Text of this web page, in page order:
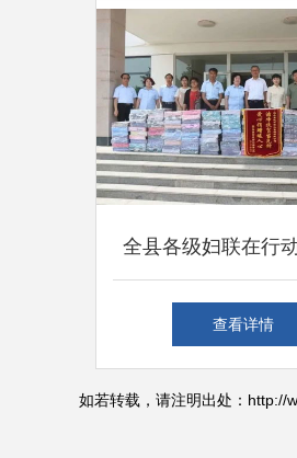
全县各级妇联在行
赠汇聚脱贫力量，各
查看详情
如若转载，请注明出处：http://